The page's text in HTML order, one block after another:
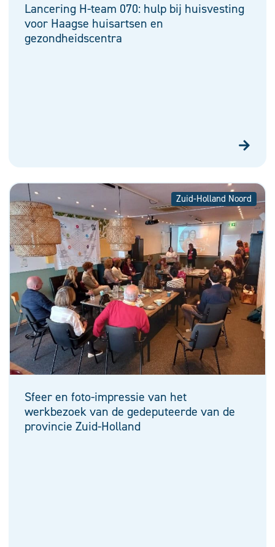
Lancering H-team 070: hulp bij huisvesting
voor Haagse huisartsen en
gezondheidscentra
Zuid-Holland Noord
Sfeer en foto-impressie van het
werkbezoek van de gedeputeerde van de
provincie Zuid-Holland